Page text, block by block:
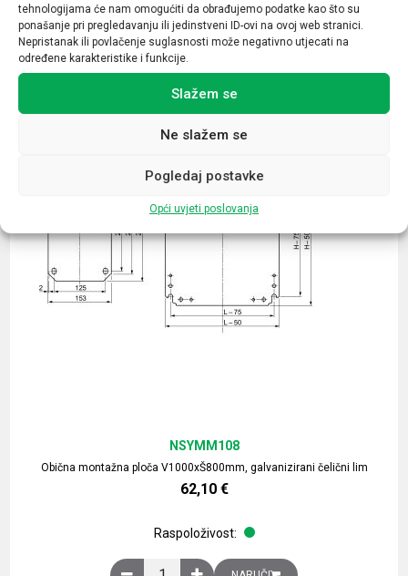
tehnologijama će nam omogućiti da obrađujemo podatke kao što su
ponašanje pri pregledavanju ili jedinstveni ID-ovi na ovoj web stranici.
Nepristanak ili povlačenje suglasnosti može negativno utjecati na
određene karakteristike i funkcije.
Slažem se
Ne slažem se
Pogledaj postavke
Opći uvjeti poslovanja
Povezani proizvodi
Obična montažna ploča V1000xŠ800mm, galvanizirani čelični lim
NSYMM108
62,10 €
Raspoloživost:
Obična montažna ploča V1000xŠ800mm,